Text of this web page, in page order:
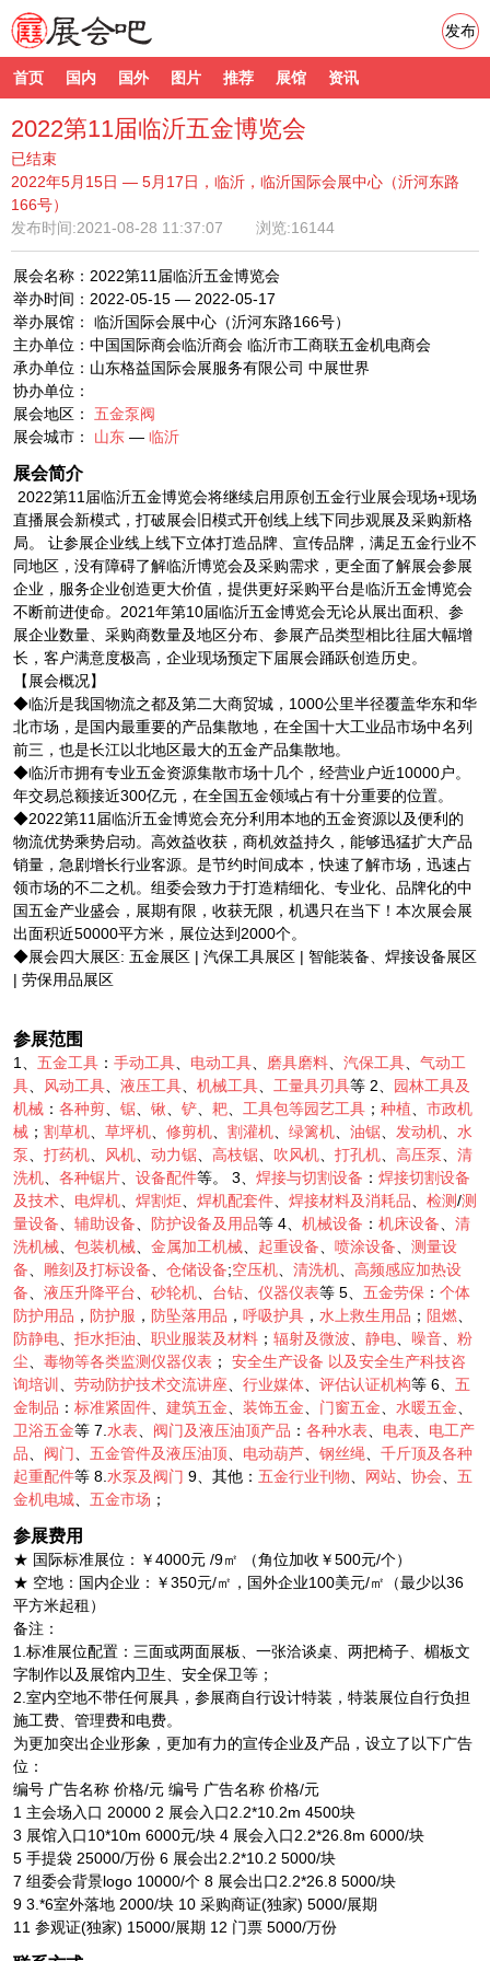
首页 国内 国外 图片 推荐 展馆 资讯
发布
2022第11届临沂五金博览会
已结束
2022年5月15日 — 5月17日，临沂，临沂国际会展中心（沂河东路
166号）
发布时间:2021-08-28 11:37:07 浏览:16144
展会名称：2022第11届临沂五金博览会
举办时间：2022-05-15 — 2022-05-17
举办展馆： 临沂国际会展中心（沂河东路166号）
主办单位：中国国际商会临沂商会 临沂市工商联五金机电商会
承办单位：山东格益国际会展服务有限公司 中展世界
协办单位：
展会地区： 五金泵阀
展会城市： 山东 — 临沂
展会简介
2022第11届临沂五金博览会将继续启用原创五金行业展会现场+现场
直播展会新模式，打破展会旧模式开创线上线下同步观展及采购新格
局。 让参展企业线上线下立体打造品牌、宣传品牌，满足五金行业不
同地区，没有障碍了解临沂博览会及采购需求，更全面了解展会参展
企业，服务企业创造更大价值，提供更好采购平台是临沂五金博览会
不断前进使命。2021年第10届临沂五金博览会无论从展出面积、参
展企业数量、采购商数量及地区分布、参展产品类型相比往届大幅增
长，客户满意度极高，企业现场预定下届展会踊跃创造历史。
【展会概况】
◆临沂是我国物流之都及第二大商贸城，1000公里半径覆盖华东和华
北市场，是国内最重要的产品集散地，在全国十大工业品市场中名列
前三，也是长江以北地区最大的五金产品集散地。
◆临沂市拥有专业五金资源集散市场十几个，经营业户近10000户。
年交易总额接近300亿元，在全国五金领域占有十分重要的位置。
◆2022第11届临沂五金博览会充分利用本地的五金资源以及便利的
物流优势乘势启动。高效益收获，商机效益持久，能够迅猛扩大产品
销量，急剧增长行业客源。是节约时间成本，快速了解市场，迅速占
领市场的不二之机。组委会致力于打造精细化、专业化、品牌化的中
国五金产业盛会，展期有限，收获无限，机遇只在当下！本次展会展
出面积近50000平方米，展位达到2000个。
◆展会四大展区: 五金展区 | 汽保工具展区 | 智能装备、焊接设备展区
| 劳保用品展区
参展范围
1、 五金工具 ： 手动工具 电动工具 磨具磨料 汽保工具
气动工
具
风动工具 液压工具 机械工具 工量具刃具等 2、
园林工具及
机械 ： 各种剪 锯 锹 铲 耙 工具包等园艺工具 ； 种植
市政机
械 ； 割草机 草坪机 修剪机 割灌机 绿篱机 油锯 发动机
水
泵
打药机 风机 动力锯 高枝锯 吹风机 打孔机 高压泵
清
洗机
各种锯片 设备配件等。 3、 焊接与切割设备 ： 焊接切割设备
及技术
电焊机 焊割炬 焊机配套件 焊接材料及消耗品 检测/测
量设备
辅助设备 防护设备及用品等 4、 机械设备 ： 机床设备
清
洗机械
包装机械 金属加工机械 起重设备 喷涂设备
测量设
备
雕刻及打标设备 仓储设备;空压机 清洗机
高频感应加热设
备
液压升降平台 砂轮机 台钻 仪器仪表等 5、 五金劳保 ： 个体
防护用品 ， 防护服 ， 防坠落用品 ， 呼吸护具 ， 水上救生用品 ； 阻燃
防静电
拒水拒油 职业服装及材料 ； 辐射及微波 静电 噪音
粉
尘
毒物等各类监测仪器仪表 ； 安全生产设备 以及安全生产科技咨
询培训
劳动防护技术交流讲座 行业媒体 评估认证机构等 6、 五
金制品 ： 标准紧固件 建筑五金 装饰五金 门窗五金 水暖五金
卫浴五金等 7. 水表 阀门及液压油顶产品 ： 各种水表 电表
电工产
品
阀门 五金管件及液压油顶 电动葫芦 钢丝绳
千斤顶及各种
起重配件等 8. 水泵及阀门 9、其他： 五金行业刊物 网站 协会
五
金机电城
五金市场 ；
参展费用
★ 国际标准展位：￥4000元 /9㎡ （角位加收￥500元/个）
★ 空地：国内企业：￥350元/㎡，国外企业100美元/㎡（最少以36
平方米起租）
备注：
1.标准展位配置：三面或两面展板、一张洽谈桌、两把椅子、楣板文
字制作以及展馆内卫生、安全保卫等；
2.室内空地不带任何展具，参展商自行设计特装，特装展位自行负担
施工费、管理费和电费。
为更加突出企业形象，更加有力的宣传企业及产品，设立了以下广告
位：
编号 广告名称 价格/元 编号 广告名称 价格/元
1 主会场入口 20000 2 展会入口2.2*10.2m 4500块
3 展馆入口10*10m 6000元/块 4 展会入口2.2*26.8m 6000/块
5 手提袋 25000/万份 6 展会出2.2*10.2 5000/块
7 组委会背景logo 10000/个 8 展会出口2.2*26.8 5000/块
9 3.*6室外落地 2000/块 10 采购商证(独家) 5000/展期
11 参观证(独家) 15000/展期 12 门票 5000/万份